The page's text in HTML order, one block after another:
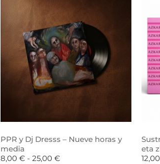
PPR y Dj Dresss – Nueve horas y
media
8,00 € - 25,00 €
eta
12,00